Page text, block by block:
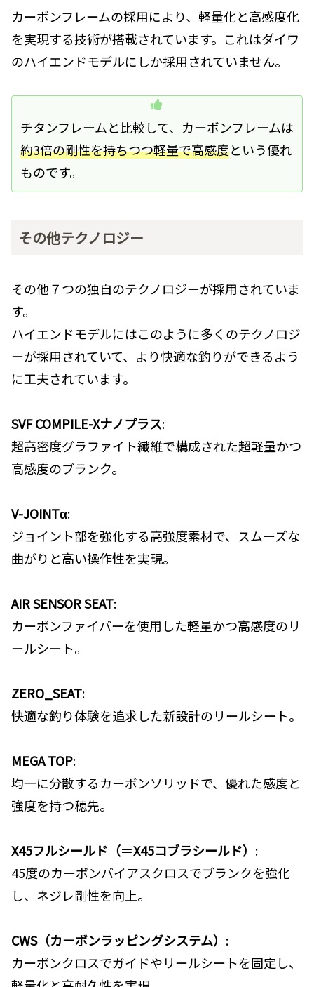
カーボンフレームの採用により、軽量化と高感度化
を実現する技術が搭載されています。これはダイワ
のハイエンドモデルにしか採用されていません。
チタンフレームと比較して、カーボンフレームは
約3倍の剛性を持ちつつ軽量で高感度という優れ
ものです。
その他テクノロジー
その他７つの独自のテクノロジーが採用されていま
す。
ハイエンドモデルにはこのように多くのテクノロジ
ーが採用されていて、より快適な釣りができるよう
に工夫されています。
SVF COMPILE-Xナノプラス:
超高密度グラファイト繊維で構成された超軽量かつ
高感度のブランク。
V-JOINTα:
ジョイント部を強化する高強度素材で、スムーズな
曲がりと高い操作性を実現。
AIR SENSOR SEAT:
カーボンファイバーを使用した軽量かつ高感度のリ
ールシート。
ZERO_SEAT:
快適な釣り体験を追求した新設計のリールシート。
MEGA TOP:
均一に分散するカーボンソリッドで、優れた感度と
強度を持つ穂先。
X45フルシールド（＝X45コブラシールド） :
45度のカーボンバイアスクロスでブランクを強化
し、ネジレ剛性を向上。
CWS（カーボンラッピングシステム） :
カーボンクロスでガイドやリールシートを固定し、